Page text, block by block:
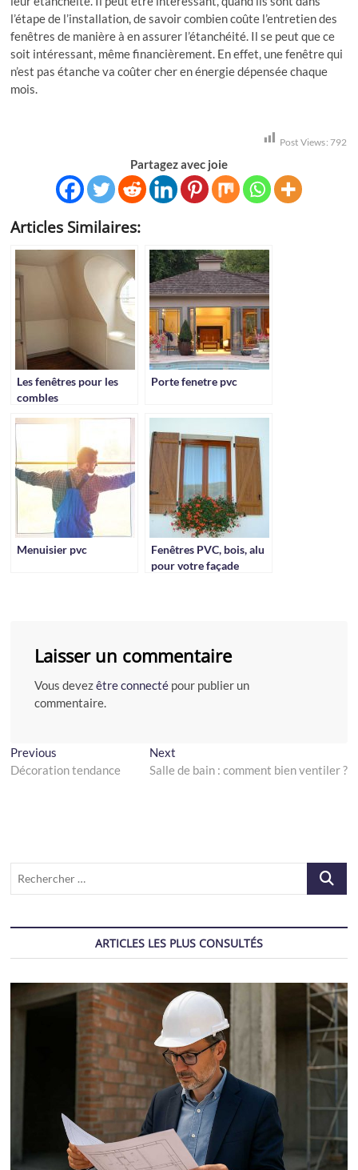
l’étape de l’installation, de savoir combien coûte l’entretien des
fenêtres de manière à en assurer l’étanchéité. Il se peut que ce
soit intéressant, même financièrement. En effet, une fenêtre qui
n’est pas étanche va coûter cher en énergie dépensée chaque
mois.
Post Views: 792
Partagez avec joie
Articles Similaires:
Les fenêtres pour les
combles
Porte fenetre pvc
Menuisier pvc
Fenêtres PVC, bois, alu
pour votre façade
Laisser un commentaire
Vous devezêtre connecté pour publier un
commentaire.
Navigation
de
Previous
post:
Décoration tendance
NextNext
post:
Salle de bain : comment bien ventiler ?
ARTICLES LES PLUS CONSULTÉS